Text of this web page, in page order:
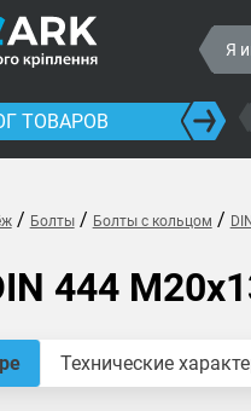
ТОВАРОВ
/ Болты/ Болты с кольцом /
444
Технические